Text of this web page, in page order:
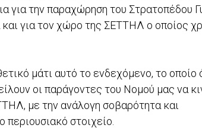
για την παραχώρηση του Στρατοπέδου
για τον χώρο της ΣΕΤΤΗΛ ο οποίος
μάτι αυτό το ενδεχόμενο, το οποίο
οι παράγοντες του Νομού μας να
με την ανάλογη σοβαρότητα και
περιουσιακό στοιχείο.